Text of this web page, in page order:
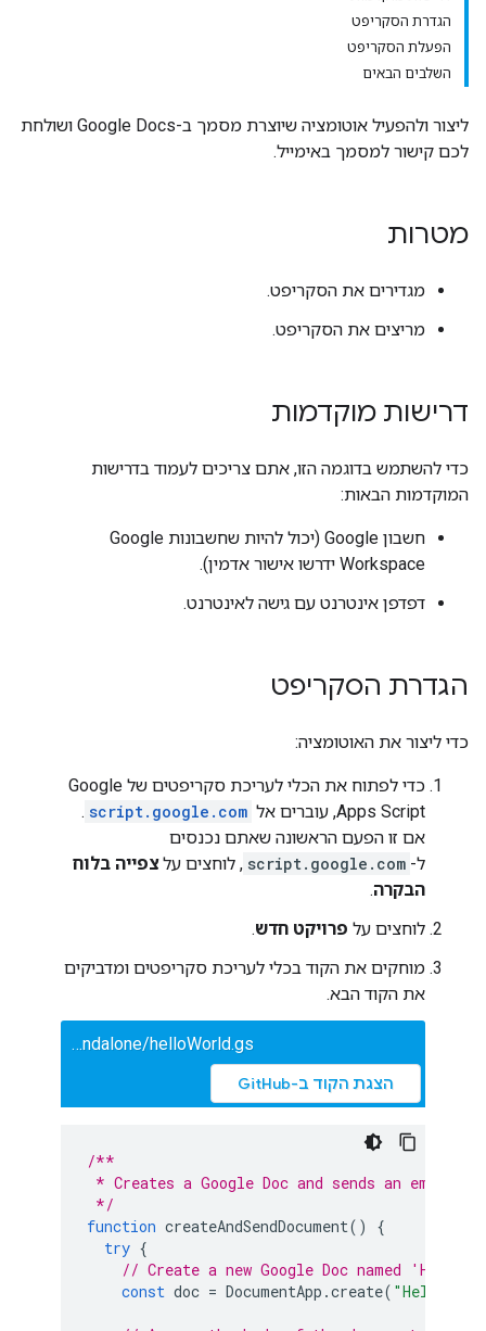
הגדרת הסקריפט
הפעלת הסקריפט
השלבים הבאים
ליצור ולהפעיל אוטומציה שיוצרת מסמך ב-Google Docs ושולחת
לכם קישור למסמך באימייל.
מטרות
מגדירים את הסקריפט.
מריצים את הסקריפט.
דרישות מוקדמות
כדי להשתמש בדוגמה הזו, אתם צריכים לעמוד בדרישות
המוקדמות הבאות:
חשבון Google (יכול להיות שחשבונות Google
Workspace ידרשו אישור אדמין).
דפדפן אינטרנט עם גישה לאינטרנט.
הגדרת הסקריפט
כדי ליצור את האוטומציה:
כדי לפתוח את הכלי לעריכת סקריפטים של Google
Apps Script, עוברים אל
script.google.com
.
אם זו הפעם הראשונה שאתם נכנסים
ל- script.google.com , לוחצים עלצפייה בלוח
הבקרה.
לוחצים על פרויקט חדש.
מוחקים את הקוד בכלי לעריכת סקריפטים ומדביקים
את הקוד הבא.
templates/standalone/helloWorld.gs
הצגת הקוד ב-GitHub
/**
* Creates a Google Doc and sends an
*/
function createAndSendDocument()
{
try {
// Create a new Google Doc named
const doc = DocumentApp .create( "Hello,